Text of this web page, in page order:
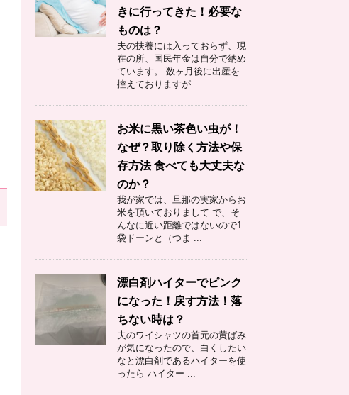
きに行ってきた！必要な
ものは？
夫の扶養には入っておらず、現
在の所、国民年金は自分で納め
ています。 数ヶ月後に出産を
控えておりますが ...
お米に黒い茶色い虫が！
なぜ？取り除く方法や保
存方法 食べても大丈夫な
のか？
我が家では、旦那の実家からお
米を頂いておりまして で、そ
んなに近い距離ではないので1
袋ドーンと（つま ...
漂白剤ハイターでピンク
になった！戻す方法！落
ちない時は？
夫のワイシャツの首元の黄ばみ
が気になったので、白くしたい
なと漂白剤であるハイターを使
ったら ハイター ...